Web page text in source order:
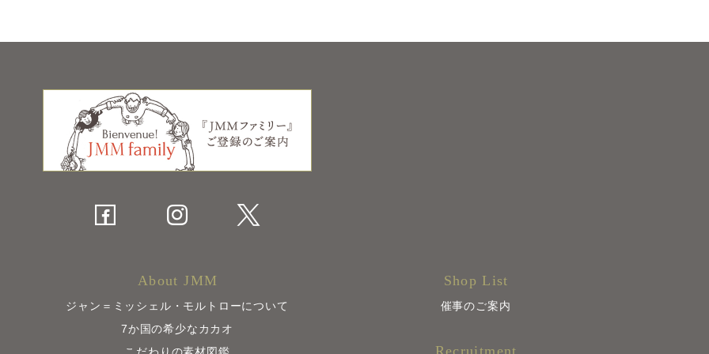
About JMM
ジャン＝ミッシェル・モルトローについて
7か国の希少なカカオ
Shop List
催事のご案内
Recruitment